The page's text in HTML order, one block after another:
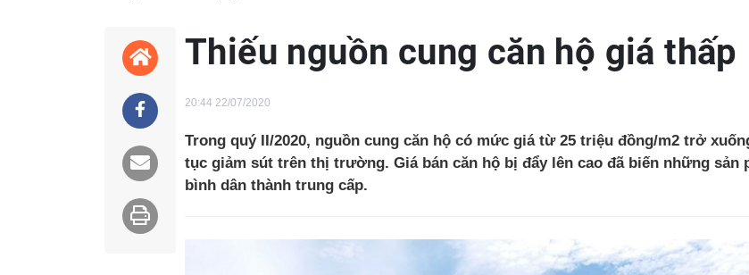
Thiếu nguồn cung căn hộ giá thấp
20:44 22/07/2020
Trong quý II/2020, nguồn cung căn hộ có mức giá từ 25 triệu đồng/m2 trở
tục giảm sút trên thị trường. Giá bán căn hộ bị đẩy lên cao đã biến những sản
bình dân thành trung cấp.